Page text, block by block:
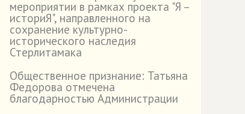
мероприятии в рамках проекта "Я –
историЯ", направленного на
сохранение культурно-
исторического наследия
Стерлитамака
Общественное признание: Татьяна
Федорова отмечена
благодарностью Администрации